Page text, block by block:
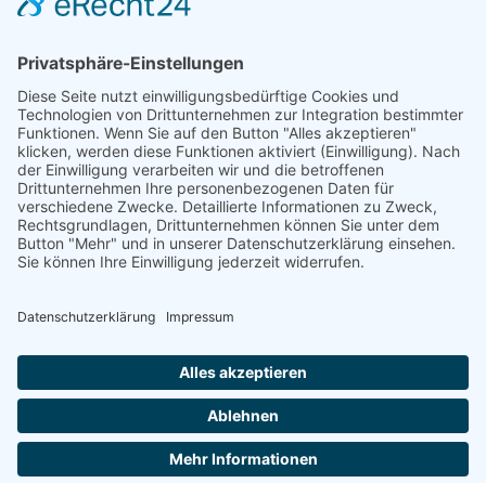
Kunst & Kultur
Investigativ
Unterstützen
Ihr könnt uns bei der Arbeit unterstützen, Artikel einreichen,
Abonnenten sein, Werbung schalten oder Kooperationspartner
werden.
Diese Arbeit ist nur durch eure Unterstützung möglich.
© 2023-2026 itidal – Alle Rechte vorbehalten itidal. | OI